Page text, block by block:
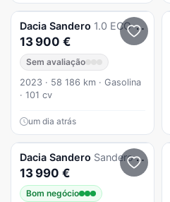
Dacia Sandero 1.0 ECO-G Essential Bi-Fuel
13 900 €
Sem avaliação
2023 · 58 186 km · Gasolina
· 101 cv
um dia atrás
Dacia Sandero Sandero 1.0 ECO-G Comfort Bi-Fuel
13 990 €
Bom negócio